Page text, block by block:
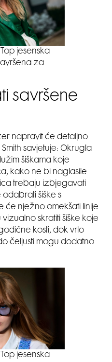
jesenska
za
savršene
napravit će detaljno
savjetuje: Okrugla
šiškama koje
kako ne bi naglasile
trebaju izbjegavati
šiške s
će nježno omekšati linije
skratiti šiške koje
kosti, dok vrlo
čeljusti mogu dodatno
jesenska